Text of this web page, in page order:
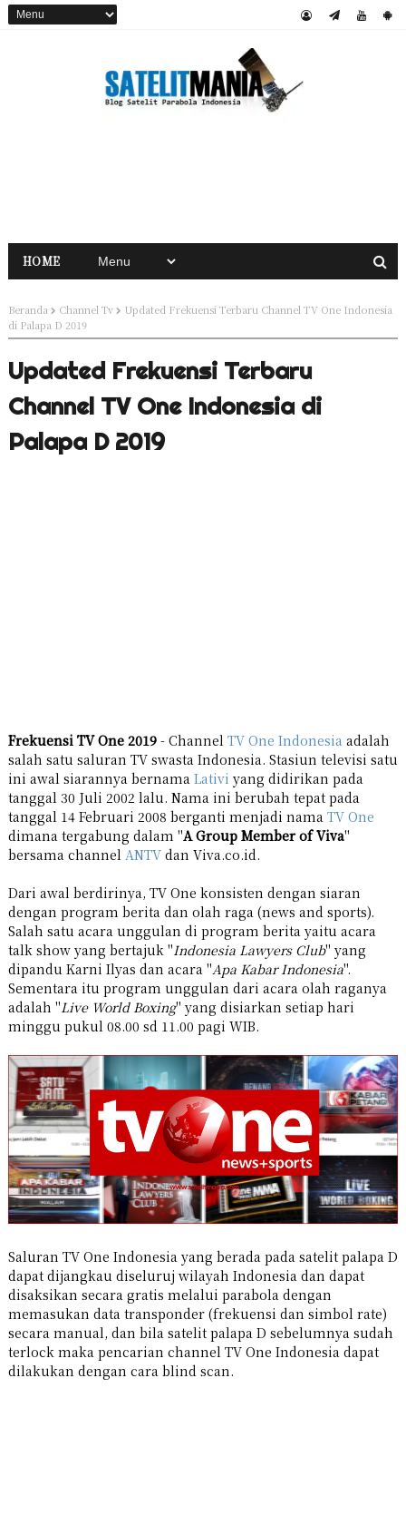
HOME
Beranda Channel Tv
Updated Frekuensi Terbaru Channel TV One Indonesia
di Palapa D 2019
Updated Frekuensi Terbaru
Channel TV One Indonesia di
Palapa D 2019
Frekuensi TV One 2019- Channel TV One Indonesia adalah
salah satu saluran TV swasta Indonesia. Stasiun televisi satu
ini awal siarannya bernama Lativi yang didirikan pada
tanggal 30 Juli 2002 lalu. Nama ini berubah tepat pada
tanggal 14 Februari 2008 berganti menjadi nama TV One
dimana tergabung dalam "A Group Member of Viva"
bersama channel ANTVdan Viva.co.id.
Dari awal berdirinya, TV One konsisten dengan siaran
dengan program berita dan olah raga (news and sports).
Salah satu acara unggulan di program berita yaitu acara
talk show yang bertajuk "Indonesia Lawyers Club" yang
dipandu Karni Ilyas dan acara "Apa Kabar Indonesia".
Sementara itu program unggulan dari acara olah raganya
adalah "Live World Boxing" yang disiarkan setiap hari
minggu pukul 08.00 sd 11.00 pagi WIB.
Saluran TV One Indonesia yang berada pada satelit palapa D
dapat dijangkau diseluruj wilayah Indonesia dan dapat
disaksikan secara gratis melalui parabola dengan
memasukan data transponder (frekuensi dan simbol rate)
secara manual, dan bila satelit palapa D sebelumnya sudah
terlock maka pencarian channel TV One Indonesia dapat
dilakukan dengan cara blind scan.